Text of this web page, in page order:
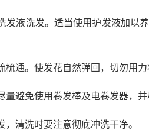
发液洗发。适当使用护发液加以
梳通。使发花自然弹回，切勿用
量避免使用卷发棒及电卷发器，
，清洗时要注意彻底冲洗干净。